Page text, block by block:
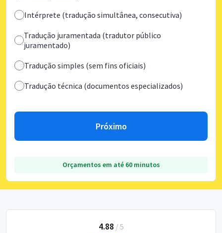
Intérprete (tradução simultânea, consecutiva)
Tradução juramentada (tradutor público
juramentado)
Tradução simples (sem fins oficiais)
Tradução técnica (documentos especializados)
Próximo
Orçamentos em até 60 minutos
4.88 / 5